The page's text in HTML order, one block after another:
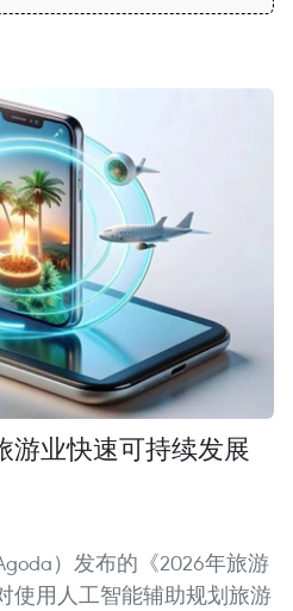
游业快速可持续发展
）发布的《2026年旅游
使用人工智能辅助规划旅游